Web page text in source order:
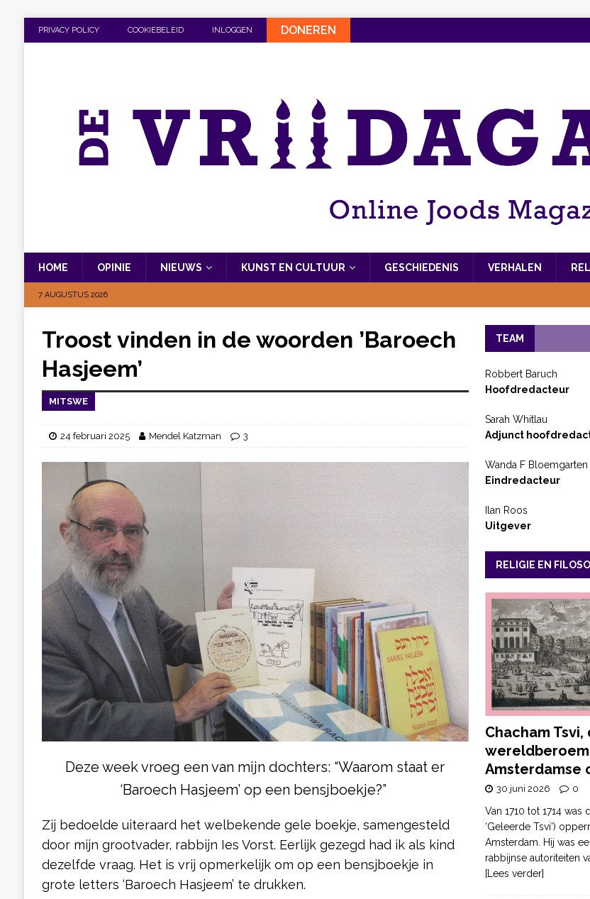
PRIVACY POLICY COOKIEBELEID INLOGGEN DONEREN
HOME OPINIE NIEUWS KUNST EN CULTUUR GESCHIEDENIS VERHALEN
7 AUGUSTUS 2026
Troost vinden in de woorden ’Baroech
Hasjeem’
MITSWE
24 februari 2025 Mendel Katzman 3
Deze week vroeg een van mijn dochters: “Waarom staat er
‘Baroech Hasjeem’ op een bensjboekje?”
Zij bedoelde uiteraard het welbekende gele boekje, samengesteld
door mijn grootvader, rabbijn Ies Vorst. Eerlijk gezegd had ik als kind
dezelfde vraag. Het is vrij opmerkelijk om op een bensjboekje in
grote letters ‘Baroech Hasjeem’ te drukken.
TEAM
Robbert Baruch
Hoofdredacteur
Sarah Whitlau
Adjunct
Wanda F Bloemgarten
Eindredacteur
Ilan Roos
Uitgever
RELIGIE EN
Chacham Tsvi,
Amsterdamse
30 juni 2026 0
Van 1710 tot 1714 was
‘Geleerde Tsvi’)
Amsterdam. Hij was
rabbijnse autoriteiten
[Lees verder]